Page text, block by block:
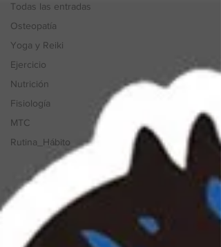
Todas las entradas
Osteopatía
Yoga y Reiki
Ejercicio
Nutrición
Fisiología
MTC
Rutina_Hábito